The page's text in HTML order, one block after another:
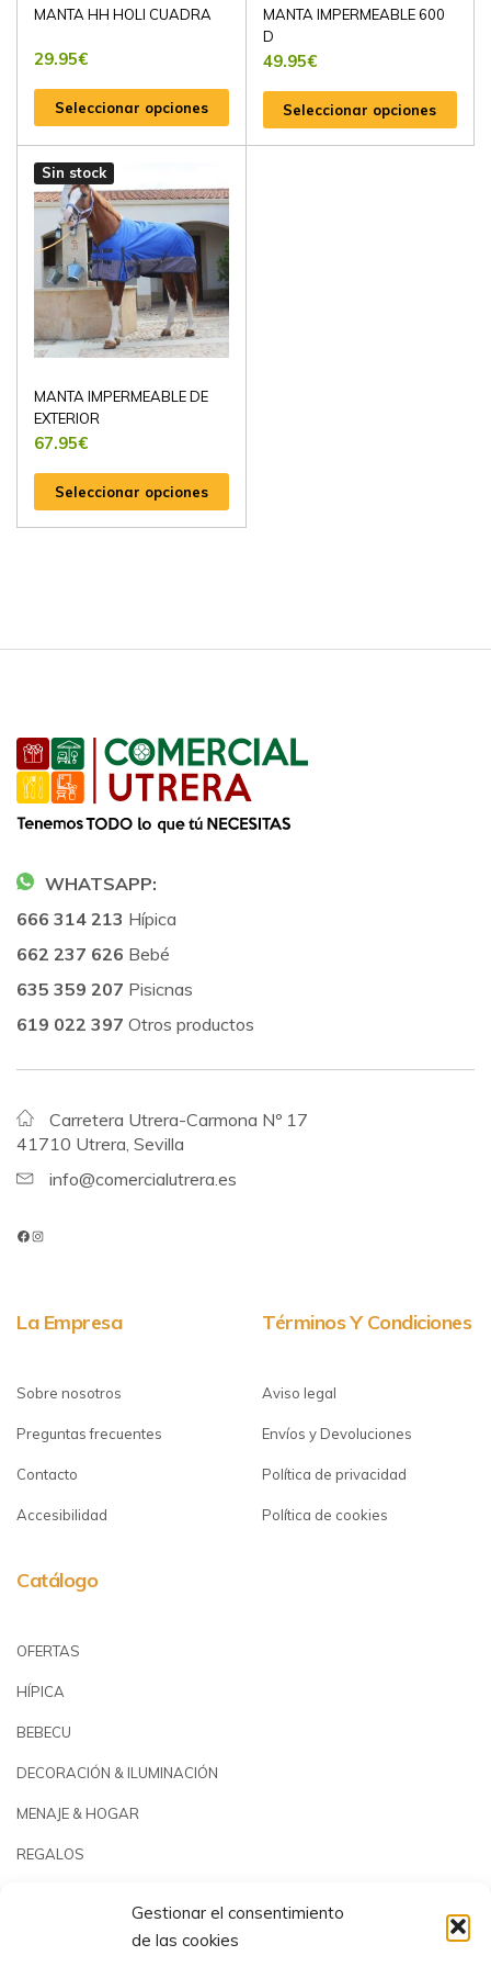
Gestionar el consentimiento
de las cookies
MANTA HH HOLI CUADRA
29.95€
Seleccionar opciones
MANTA IMPERMEABLE 600
D
49.95€
Seleccionar opciones
Sin stock
MANTA IMPERMEABLE DE
EXTERIOR
67.95€
Seleccionar opciones
WHATSAPP:
666 314 213 Hípica
662 237 626 Bebé
635 359 207 Pisicnas
619 022 397 Otros productos
Carretera Utrera-Carmona Nº 17
41710 Utrera, Sevilla
info@comercialutrera.es
La Empresa
Sobre nosotros
Preguntas frecuentes
Contacto
Accesibilidad
Términos Y Condiciones
Aviso legal
Envíos y Devoluciones
Política de privacidad
Política de cookies
Catálogo
OFERTAS
HÍPICA
BEBECU
DECORACIÓN & ILUMINACIÓN
MENAJE & HOGAR
REGALOS
PISCINAS & REPUESTOS